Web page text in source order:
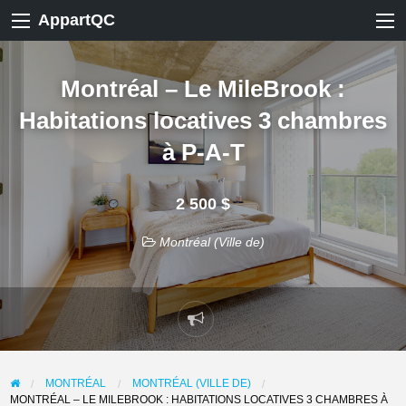
AppartQC
Montréal – Le MileBrook :
Habitations locatives 3 chambres
à P-A-T
2 500 $
Montréal (Ville de)
Signaler
un
problème
MONTRÉAL
MONTRÉAL (VILLE DE)
MONTRÉAL – LE MILEBROOK : HABITATIONS LOCATIVES 3 CHAMBRES À